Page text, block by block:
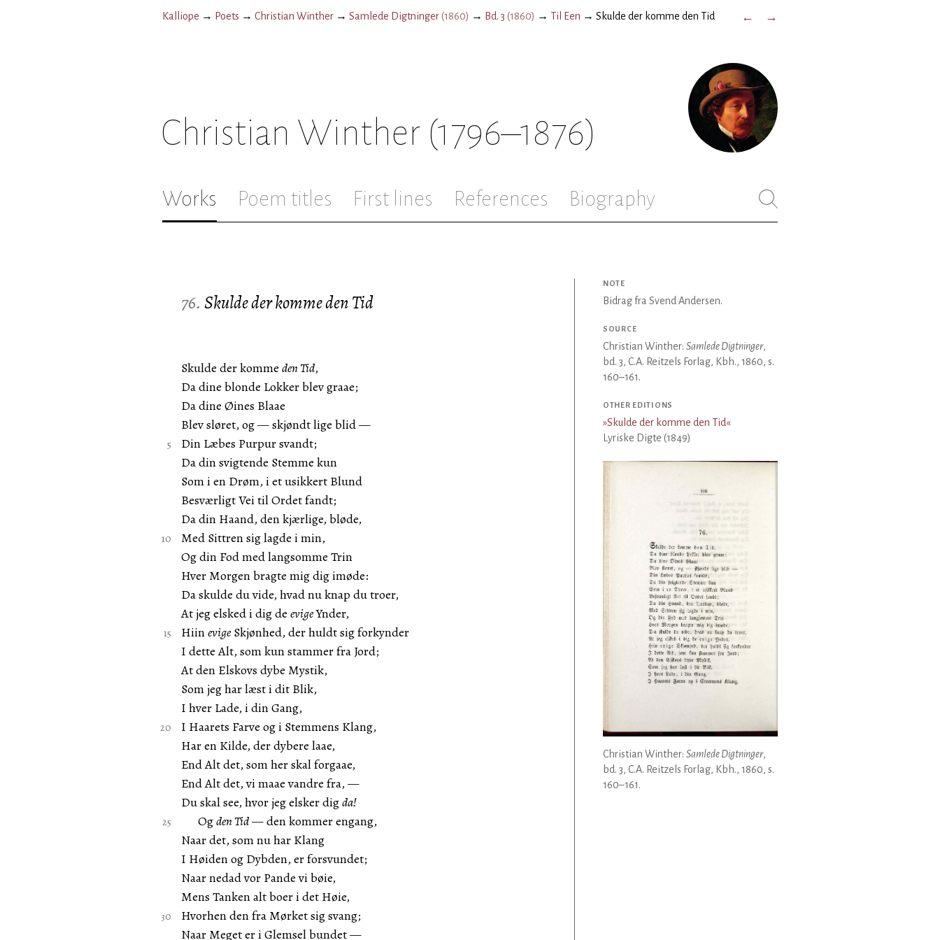
Kalliope → Poets → Christian Winther → Samlede Digtninger(1860) → Bd. 3 (1860) → Til Een → Skulde der komme den Tid ← →
Christian Winther (1796–1876)
Works Poem titles First lines References Biography
76. Skulde der komme den Tid
Skulde der komme den Tid,
Da dine blonde Lokker blev graae;
Da dine Øines Blaae
Blev sløret, og — skjøndt lige blid —
Din Læbes Purpur svandt;
Da din svigtende Stemme kun
Som i en Drøm, i et usikkert Blund
Besværligt Vei til Ordet fandt;
Da din Haand, den kjærlige, bløde,
Med Sittren sig lagde i min,
Og din Fod med langsomme Trin
Hver Morgen bragte mig dig imøde:
Da skulde du vide, hvad nu knap du troer,
At jeg elsked i dig de evigeYnder,
HiinevigeSkjønhed, der huldt sig forkynder
I dette Alt, som kun stammer fra Jord;
At den Elskovs dybe Mystik,
Som jeg har læst i dit Blik,
I hver Lade, i din Gang,
I Haarets Farve og i Stemmens Klang,
Har en Kilde, der dybere laae,
End Alt det, som her skal forgaae,
End Alt det, vi maae vandre fra, —
Du skal see, hvor jeg elsker digda!
Ogden Tid— den kommer engang,
Naar det, som nu har Klang
I Høiden og Dybden, er forsvundet;
Naar nedad vor Pande vi bøie,
Mens Tanken alt boer i det Høie,
Hvorhen den fra Mørket sig svang;
Naar Meget er i Glemsel bundet —
NOTE
Bidrag fra Svend Andersen.
SOURCE
Christian Winther: Samlede Digtninger,
bd. 3, C.A. Reitzels Forlag, Kbh., 1860, s.
160–161.
OTHER EDITIONS
»Skulde der komme den Tid«
Lyriske Digte (1849)
Christian Winther: Samlede Digtninger,
bd. 3, C.A. Reitzels Forlag, Kbh., 1860, s.
160–161.